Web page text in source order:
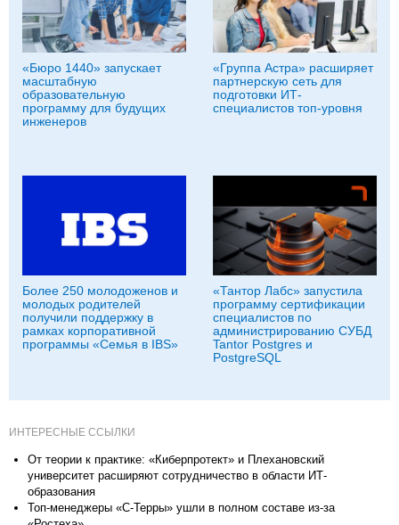
«Бюро 1440» запускает
масштабную
образовательную
программу для будущих
инженеров
«Группа Астра» расширяет
партнерскую сеть для
подготовки ИТ-
специалистов топ-уровня
Более 250 молодоженов и
молодых родителей
получили поддержку в
рамках корпоративной
программы «Семья в IBS»
«Тантор Лабс» запустила
программу сертификации
специалистов по
администрированию СУБД
Tantor Postgres и
PostgreSQL
ИНТЕРЕСНЫЕ ССЫЛКИ
От теории к практике: «Киберпротект» и Плехановский
университет расширяют сотрудничество в области ИТ-
образования
Топ-менеджеры «С-Терры» ушли в полном составе из-за